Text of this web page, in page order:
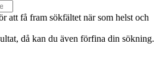
att få fram sökfältet när som helst och
då kan du även förfina din sökning.